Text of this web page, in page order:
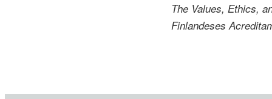
The Values, Ethics,
Finlandeses